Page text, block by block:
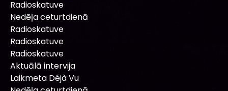
Radioskatuve
Nedēļa ceturtdienā
Radioskatuve
Radioskatuve
Radioskatuve
Aktuālā intervija
Laikmeta Déjà Vu